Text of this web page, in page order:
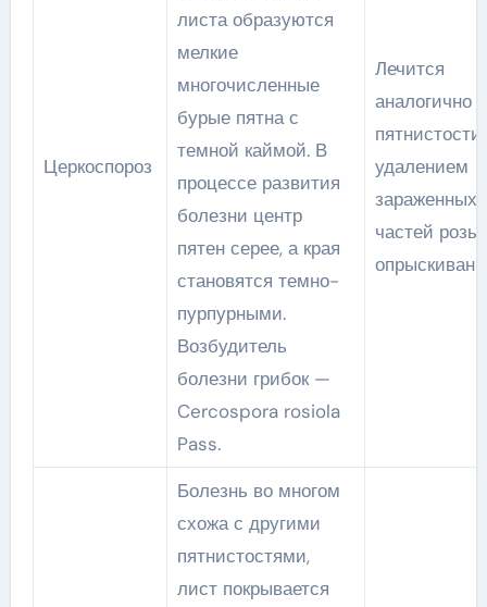
Церкоспороз
листа образуются
мелкие
многочисленные
бурые пятна с
темной каймой. В
процессе развития
болезни центр
пятен серее, а края
становятся темно-
пурпурными.
Возбудитель
болезни грибок —
Cercospora rosiola
Pass.
Лечится
аналогично
пятнистости,
удалением
зараженных
частей розы
Болезнь во многом
схожа с другими
пятнистостями,
лист покрывается